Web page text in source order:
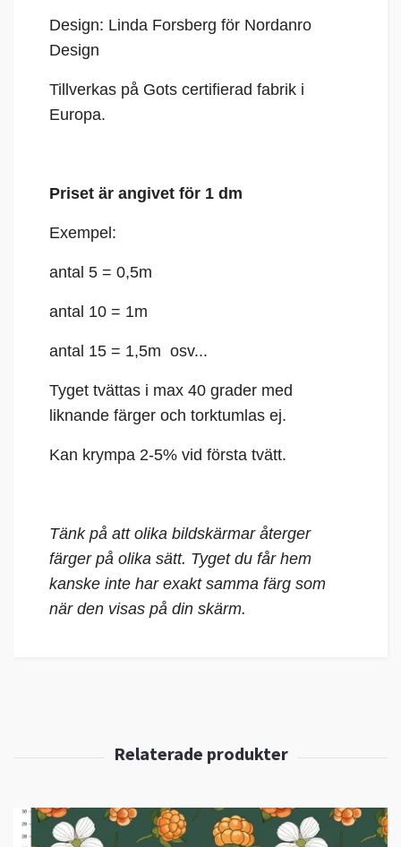
Design: Linda Forsberg för Nordanro
Design
Tillverkas på Gots certifierad fabrik i
Europa.
Priset är angivet för 1 dm
Exempel:
antal 5 = 0,5m
antal 10 = 1m
antal 15 = 1,5m osv...
Tyget tvättas i max 40 grader med
liknande färger och torktumlas ej.
Kan krympa 2-5% vid första tvätt.
Tänk på att olika bildskärmar återger
färger på olika sätt. Tyget du får hem
kanske inte har exakt samma färg som
när den visas på din skärm.